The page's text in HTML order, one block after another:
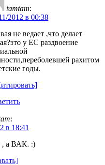
tamtam:
2012 в 00:38
не ведает ,что делает
у ЕС раздвоение
рахитом
годы.
:
в 18:41
а ВАК. :)